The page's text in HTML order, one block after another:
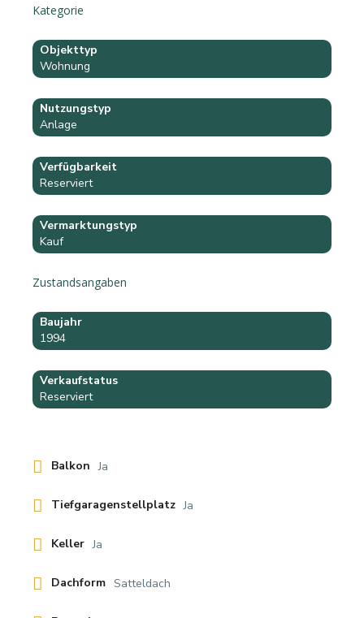
Kategorie
Objekttyp
Wohnung
Nutzungstyp
Anlage
Verfügbarkeit
Reserviert
Vermarktungstyp
Kauf
Zustandsangaben
Baujahr
1994
Verkaufstatus
Reserviert
Balkon Ja
Tiefgaragenstellplatz Ja
Keller Ja
Dachform Satteldach